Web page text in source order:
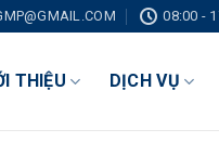
08:00 -
THIỆU DỊCH VỤ